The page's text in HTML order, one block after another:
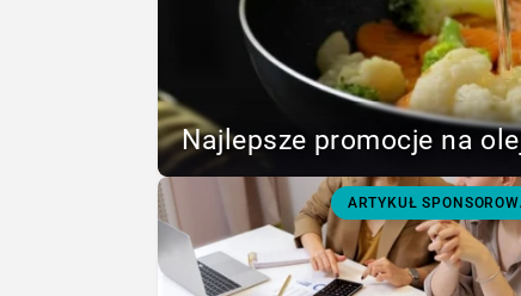
Najlepsze promocje na
ARTYKUŁ